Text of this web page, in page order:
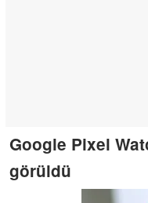
Google Pixel
görüldü